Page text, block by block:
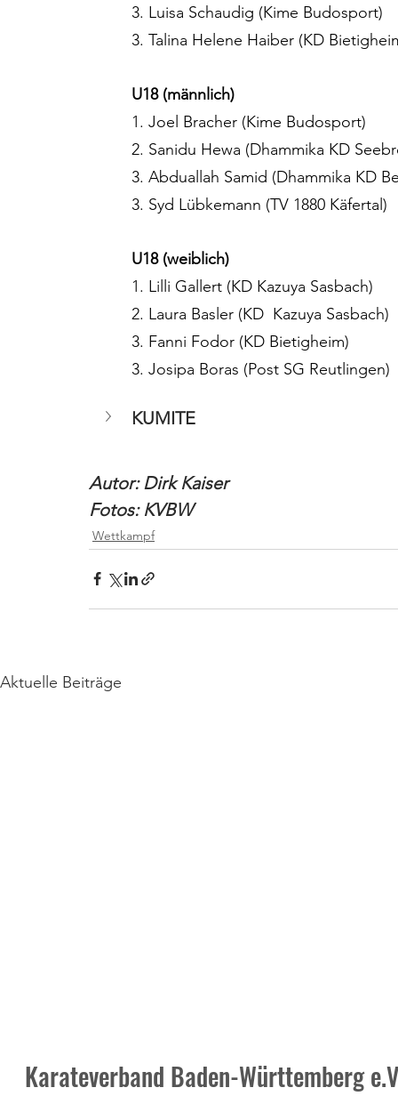
3. Luisa Schaudig (Kime Budosport)
3. Talina Helene Haiber (KD
U18 (männlich)
1. Joel Bracher (Kime Budosport)
2. Sanidu Hewa (Dhammika KD
3. Abduallah Samid (Dhammika KD
3. Syd Lübkemann (TV 1880 Käfertal)
U18 (weiblich)
1. Lilli Gallert (KD Kazuya Sasbach)
2. Laura Basler (KD  Kazuya Sasbach)
3. Fanni Fodor (KD Bietigheim)
3. Josipa Boras (Post SG Reutlingen)
KUMITE
Autor: Dirk Kaiser
Fotos: KVBW
Wettkampf
Aktuelle Beiträge
Karateverband Baden-Württemberg